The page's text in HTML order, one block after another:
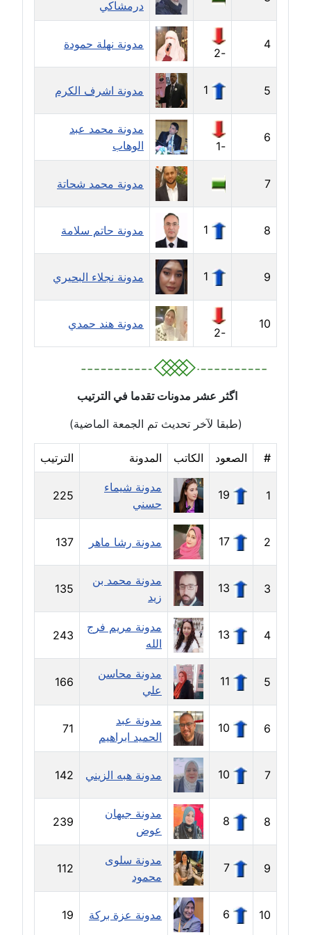
مدونة حسن محي الدين
مدونة حسين العلي
عاملة
مدونة حسين درمشاكي
مدونة حلا عادل
مدونة حنان الهواري
عاملة
مدونة حنان صلاح الدين
عاملة
مدونة حنان طنطاوي
عاملة
مدونة حنين الفلسطينية
متوفي
مدونة خالد الخطيب
عاملة
مدونة خالد العامري
معلق
مدونة خالد دومه
مدونة خالد صالح
عاملة
مدونة خالد عويس
عاملة
مدونة خالد منير
عاملة
مدونة خليل السيد
عاملة
مدونة خولة سعيدان
عاملة
مدونة داليا السعيد
موقوف
مدونة داليا فاروق
درمشاكي
4
-2
مدونة نهلة حمودة
5
1 مدونة اشرف الكرم
6
-1
مدونة محمد عبد
الوهاب
7 مدونة محمد شحاتة
8
1 مدونة حاتم سلامة
9
1 مدونة نجلاء البحيري
10
-2
مدونة هند حمدي
اگثر عشر مدونات تقدما في الترتيب
(طبقا لآخر تحديث تم الجمعة الماضية)
# الصعود الكاتب المدونة الترتيب
1
19
مدونة شيماء
حسني
225
2
17 مدونة رشا ماهر 137
3
13
مدونة محمد بن
زيد
135
4
13
مدونة مريم فرج
الله
243
5
11
مدونة محاسن
علي
166
6
10
مدونة عبد
الحميد ابراهيم
71
7
10 مدونة هبه الزيني 142
8
8
مدونة جيهان
عوض
239
9
7
مدونة سلوى
محمود
112
10
6 مدونة عزة بركة 19